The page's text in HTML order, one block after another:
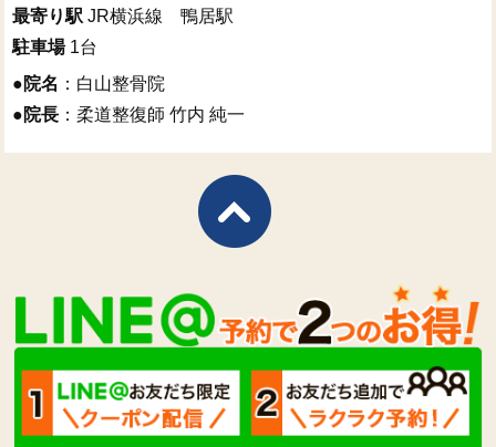
最寄り駅 JR横浜線 鴨居駅
駐車場1台
●院名 ：白山整骨院
●院長 ：柔道整復師 竹内 純一